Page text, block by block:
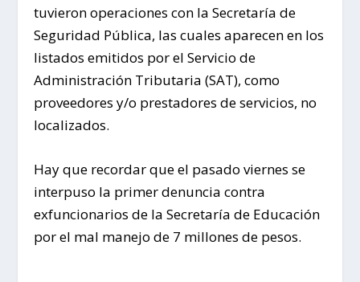
tuvieron operaciones con la Secretaría de
Seguridad Pública, las cuales aparecen en los
listados emitidos por el Servicio de
Administración Tributaria (SAT), como
proveedores y/o prestadores de servicios, no
localizados.
Hay que recordar que el pasado viernes se
interpuso la primer denuncia contra
exfuncionarios de la Secretaría de Educación
por el mal manejo de 7 millones de pesos.